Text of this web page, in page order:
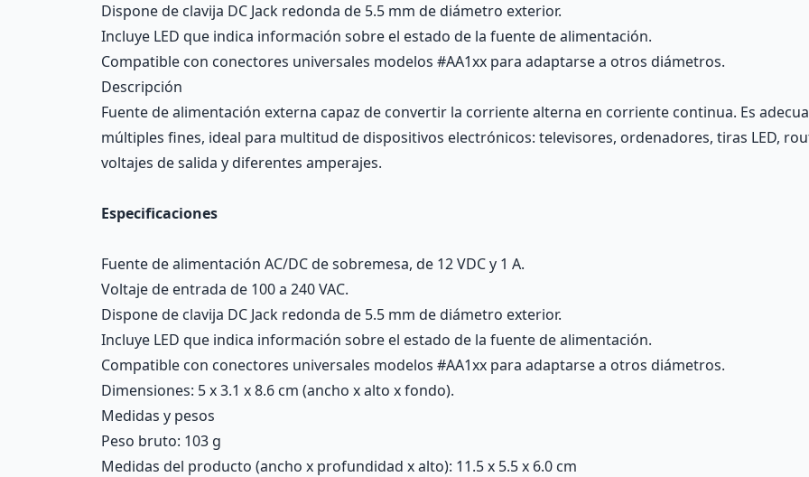
Dispone de clavija DC Jack redonda de 5.5 mm de diámetro exterior.
Incluye LED que indica información sobre el estado de la fuente de alimentación.
Compatible con conectores universales modelos #AA1xx para adaptarse a otros diámetros.
Descripción
Fuente de alimentación externa capaz de convertir la corriente alterna en corriente continua. Es
múltiples fines, ideal para multitud de dispositivos electrónicos: televisores, ordenadores, tiras LED,
voltajes de salida y diferentes amperajes.
Especificaciones
Fuente de alimentación AC/DC de sobremesa, de 12 VDC y 1 A.
Voltaje de entrada de 100 a 240 VAC.
Dispone de clavija DC Jack redonda de 5.5 mm de diámetro exterior.
Incluye LED que indica información sobre el estado de la fuente de alimentación.
Compatible con conectores universales modelos #AA1xx para adaptarse a otros diámetros.
Dimensiones: 5 x 3.1 x 8.6 cm (ancho x alto x fondo).
Medidas y pesos
Peso bruto: 103 g
Medidas del producto (ancho x profundidad x alto): 11.5 x 5.5 x 6.0 cm